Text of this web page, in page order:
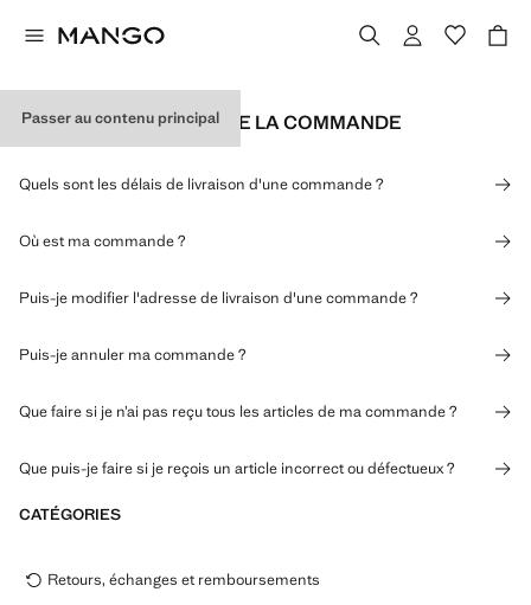
Passer au contenu principal
EXPÉDITION ET SUIVI DE LA COMMANDE
Quels sont les délais de livraison d'une commande ?
Où est ma commande ?
Puis-je modifier l'adresse de livraison d'une commande ?
Puis-je annuler ma commande ?
Que faire si je n’ai pas reçu tous les articles de ma commande ?
Que puis-je faire si je reçois un article incorrect ou défectueux ?
CATÉGORIES
Retours, échanges et remboursements